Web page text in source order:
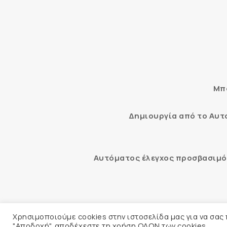
Δημιουργία από το
Αυτόματος έλεγχος
Χρησιμοποιούμε cookies στην ιστοσελίδα μας για να